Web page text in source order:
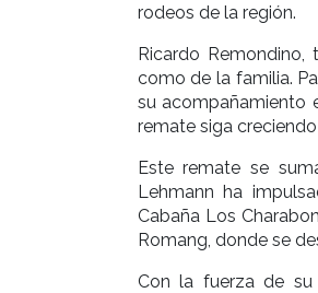
rodeos de la región.
Ricardo
como de la familia.
su acompañamiento
remate siga
Este remate se
Lehmann ha
Cabaña Los
Romang, donde se
Con la fuerza de